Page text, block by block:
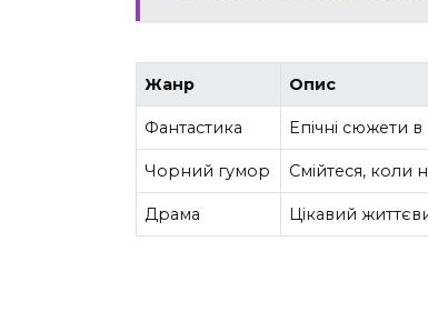
Жанр Опис
Фантастика Епічні сюжети в
Чорний гумор Смійтеся, коли
Драма Цікавий